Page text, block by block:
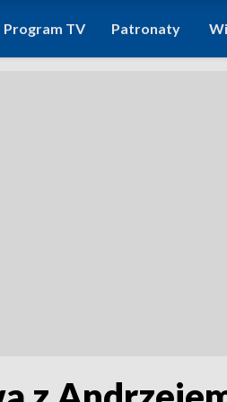
Program TV Patronaty